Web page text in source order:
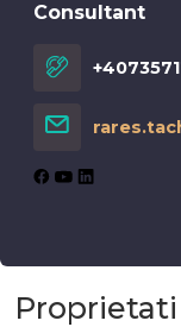
Consultant